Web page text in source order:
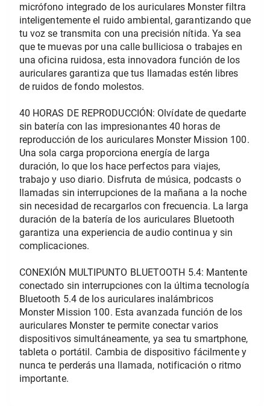
micrófono integrado de los auriculares Monster filtra
inteligentemente el ruido ambiental, garantizando que
tu voz se transmita con una precisión nítida. Ya sea
que te muevas por una calle bulliciosa o trabajes en
una oficina ruidosa, esta innovadora función de los
auriculares garantiza que tus llamadas estén libres
de ruidos de fondo molestos.
40 HORAS DE REPRODUCCIÓN: Olvídate de quedarte
sin batería con las impresionantes 40 horas de
reproducción de los auriculares Monster Mission 100.
Una sola carga proporciona energía de larga
duración, lo que los hace perfectos para viajes,
trabajo y uso diario. Disfruta de música, podcasts o
llamadas sin interrupciones de la mañana a la noche
sin necesidad de recargarlos con frecuencia. La larga
duración de la batería de los auriculares Bluetooth
garantiza una experiencia de audio continua y sin
complicaciones.
CONEXIÓN MULTIPUNTO BLUETOOTH 5.4: Mantente
conectado sin interrupciones con la última tecnología
Bluetooth 5.4 de los auriculares inalámbricos
Monster Mission 100. Esta avanzada función de los
auriculares Monster te permite conectar varios
dispositivos simultáneamente, ya sea tu smartphone,
tableta o portátil. Cambia de dispositivo fácilmente y
nunca te perderás una llamada, notificación o ritmo
importante.